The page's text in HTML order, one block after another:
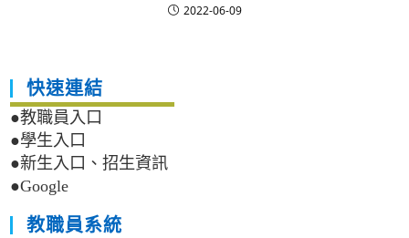
2022-06-09
快速連結
●教職員入口
●學生入口
●新生入口、招生資訊
●Google
教職員系統